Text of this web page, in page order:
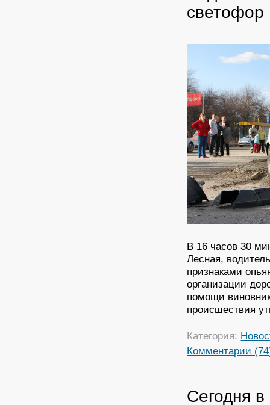
светофор
В 16 часов 30
Лесная,
признаками
организации
помощи
происшествия
Категория:
Комментарии
Сегодня